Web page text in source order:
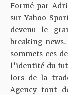
Formé par
sur Yahoo
devenu le
breaking
sommets ces
l’identité du
lors de la
Agency font